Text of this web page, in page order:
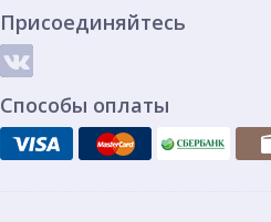
Присоединяйтесь
Способы оплаты